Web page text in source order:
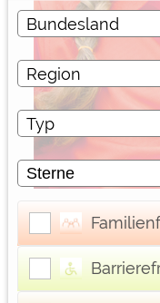
Campingplätzen)
Campingplatzvorschau
der Internetseiten von
Campingplätzen)
Google Maps
usw.)
Google reCAPTCHA
Statistiken
Marketing